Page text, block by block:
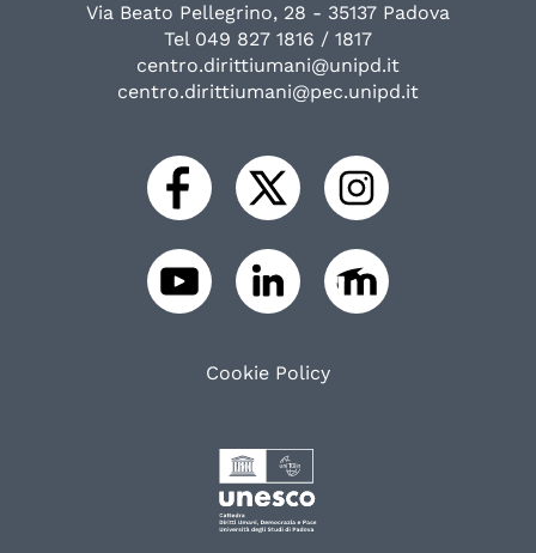
Via Beato Pellegrino, 28 - 35137 Padova
Tel 049 827 1816 / 1817
centro.dirittiumani@unipd.it
centro.dirittiumani@pec.unipd.it
Cookie Policy